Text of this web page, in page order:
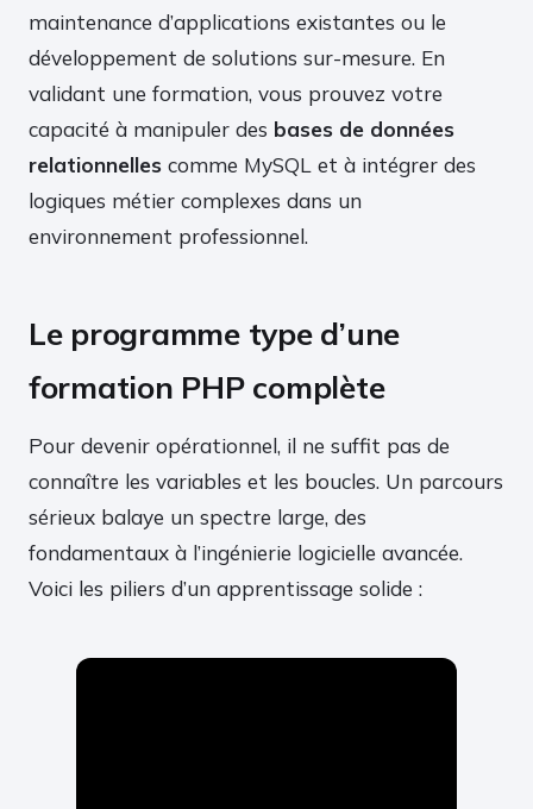
maintenance d’applications existantes ou le
développement de solutions sur-mesure. En
validant une formation, vous prouvez votre
capacité à manipuler des bases de données
relationnelles comme MySQL et à intégrer des
logiques métier complexes dans un
environnement professionnel.
Le programme type d’une
formation PHP complète
Pour devenir opérationnel, il ne suffit pas de
connaître les variables et les boucles. Un parcours
sérieux balaye un spectre large, des
fondamentaux à l’ingénierie logicielle avancée.
Voici les piliers d’un apprentissage solide :